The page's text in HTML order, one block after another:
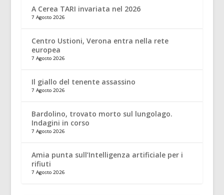
A Cerea TARI invariata nel 2026
7 Agosto 2026
Centro Ustioni, Verona entra nella rete
europea
7 Agosto 2026
Il giallo del tenente assassino
7 Agosto 2026
Bardolino, trovato morto sul lungolago.
Indagini in corso
7 Agosto 2026
Amia punta sull’Intelligenza artificiale per i
rifiuti
7 Agosto 2026